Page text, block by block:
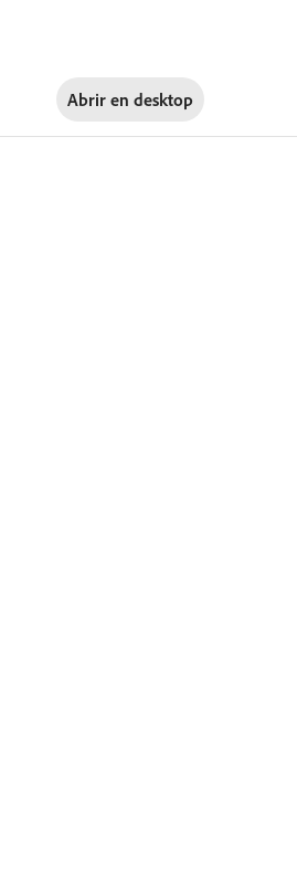
Abrir en desktop